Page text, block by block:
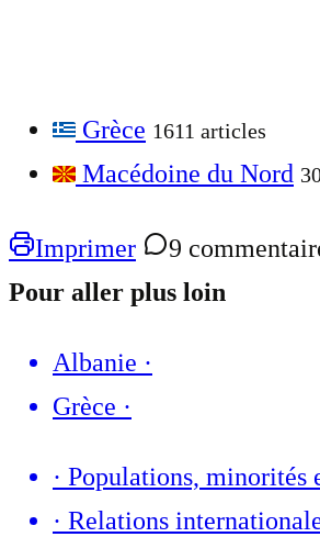
Grèce 1611 articles
Macédoine du Nord
Imprimer
9
Pour aller plus loin
Albanie ·
Grèce ·
· Populations, minorités
· Relations